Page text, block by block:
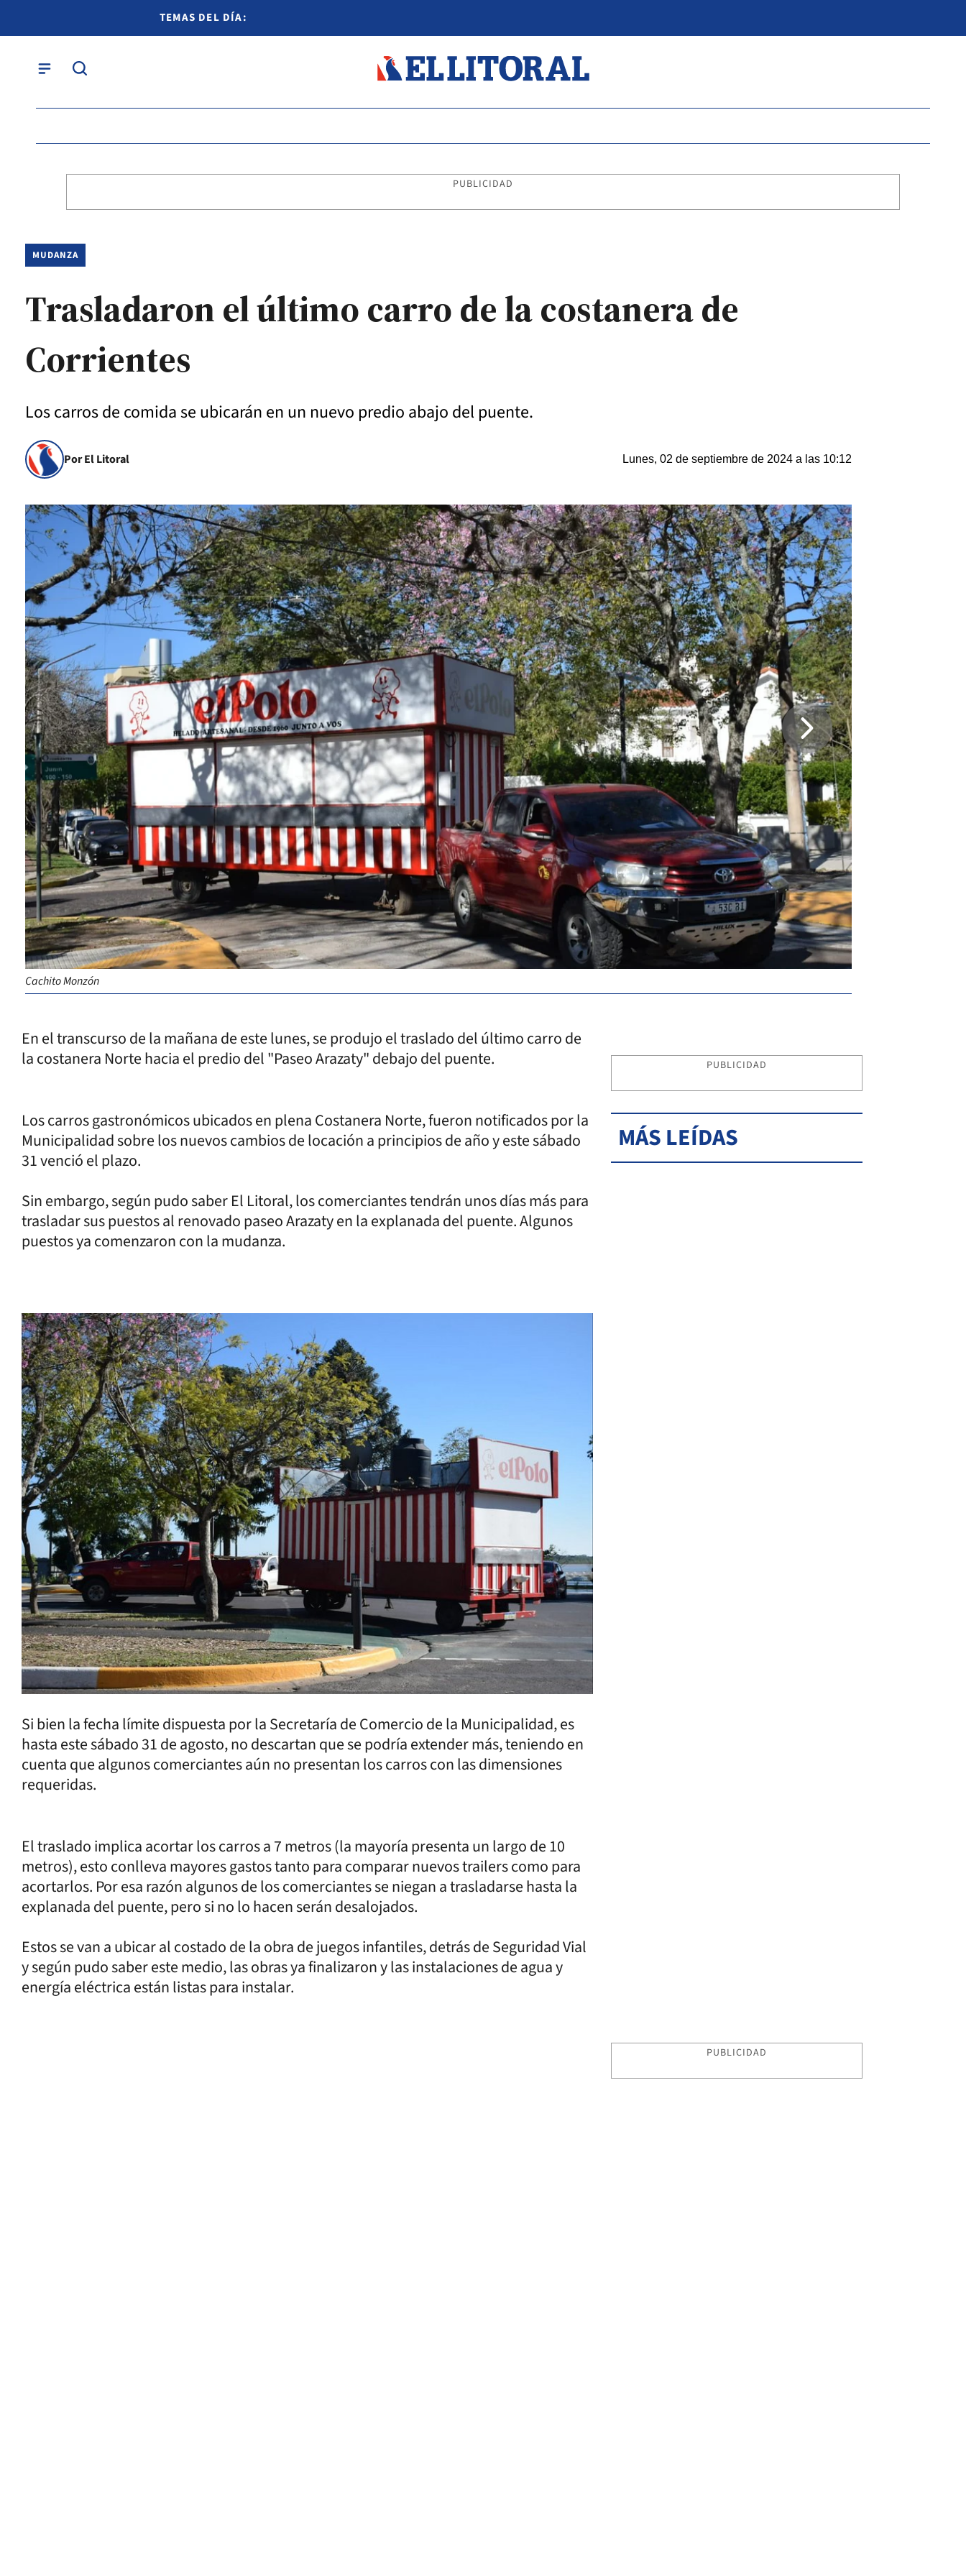
TEMAS DEL DÍA:
PUBLICIDAD
MUDANZA
Trasladaron el último carro de la costanera de
Corrientes
Los carros de comida se ubicarán en un nuevo predio abajo del puente.
Por El Litoral Lunes, 02 de septiembre de 2024 a las 10:12
Cachito Monzón
En el transcurso de la mañana de este lunes, se produjo el traslado del último carro de
la costanera Norte hacia el predio del "Paseo Arazaty" debajo del puente.
Los carros gastronómicos ubicados en plena Costanera Norte, fueron notificados por la
Municipalidad sobre los nuevos cambios de locación a principios de año y este sábado
31 venció el plazo.
Sin embargo, según pudo saber El Litoral, los comerciantes tendrán unos días más para
trasladar sus puestos al renovado paseo Arazaty en la explanada del puente. Algunos
puestos ya comenzaron con la mudanza.
Si bien la fecha límite dispuesta por la Secretaría de Comercio de la Municipalidad, es
hasta este sábado 31 de agosto, no descartan que se podría extender más, teniendo en
cuenta que algunos comerciantes aún no presentan los carros con las dimensiones
requeridas.
El traslado implica acortar los carros a 7 metros (la mayoría presenta un largo de 10
metros), esto conlleva mayores gastos tanto para comparar nuevos trailers como para
acortarlos. Por esa razón algunos de los comerciantes se niegan a trasladarse hasta la
explanada del puente, pero si no lo hacen serán desalojados.
Estos se van a ubicar al costado de la obra de juegos infantiles, detrás de Seguridad Vial
y según pudo saber este medio, las obras ya finalizaron y las instalaciones de agua y
energía eléctrica están listas para instalar.
PUBLICIDAD
MÁS LEÍDAS
PUBLICIDAD